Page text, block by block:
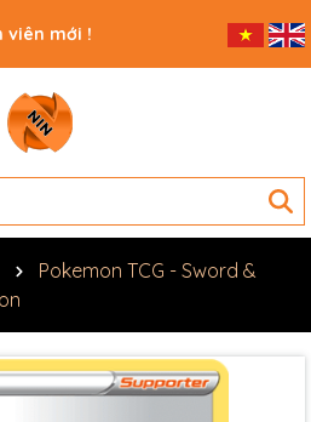
viên mới !
Pokemon TCG - Sword &